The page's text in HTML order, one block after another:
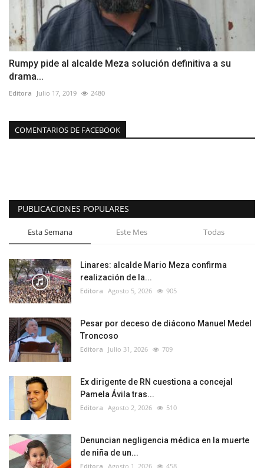
Rumpy pide al alcalde Meza solución definitiva a su
drama...
Editora Julio 17, 2019 2480
COMENTARIOS DE FACEBOOK
PUBLICACIONES POPULARES
Esta Semana Este Mes Todas
Linares: alcalde Mario Meza confirma
realización de la...
Editora Agosto 5, 2026 905
Pesar por deceso de diácono Manuel Medel
Troncoso
Editora Julio 31, 2026 709
Ex dirigente de RN cuestiona a concejal
Pamela Ávila tras...
Editora Agosto 2, 2026 510
Denuncian negligencia médica en la muerte
de niña de un...
Editora Agosto 1, 2026 458